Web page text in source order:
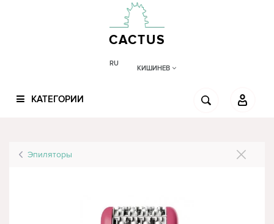
CACTUS
RU
КИШИНЕВ
КАТЕГОРИИ
Эпиляторы